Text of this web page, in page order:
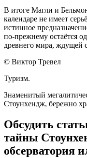
В итоге Магли и
календаре не имеет
истинное
по-прежнему остаётся
древнего мира, ждущей
© Виктор Тревел
Туризм.
Знаменитый
Стоунхендж, бережно
Обсудить
тайны
обсерватория